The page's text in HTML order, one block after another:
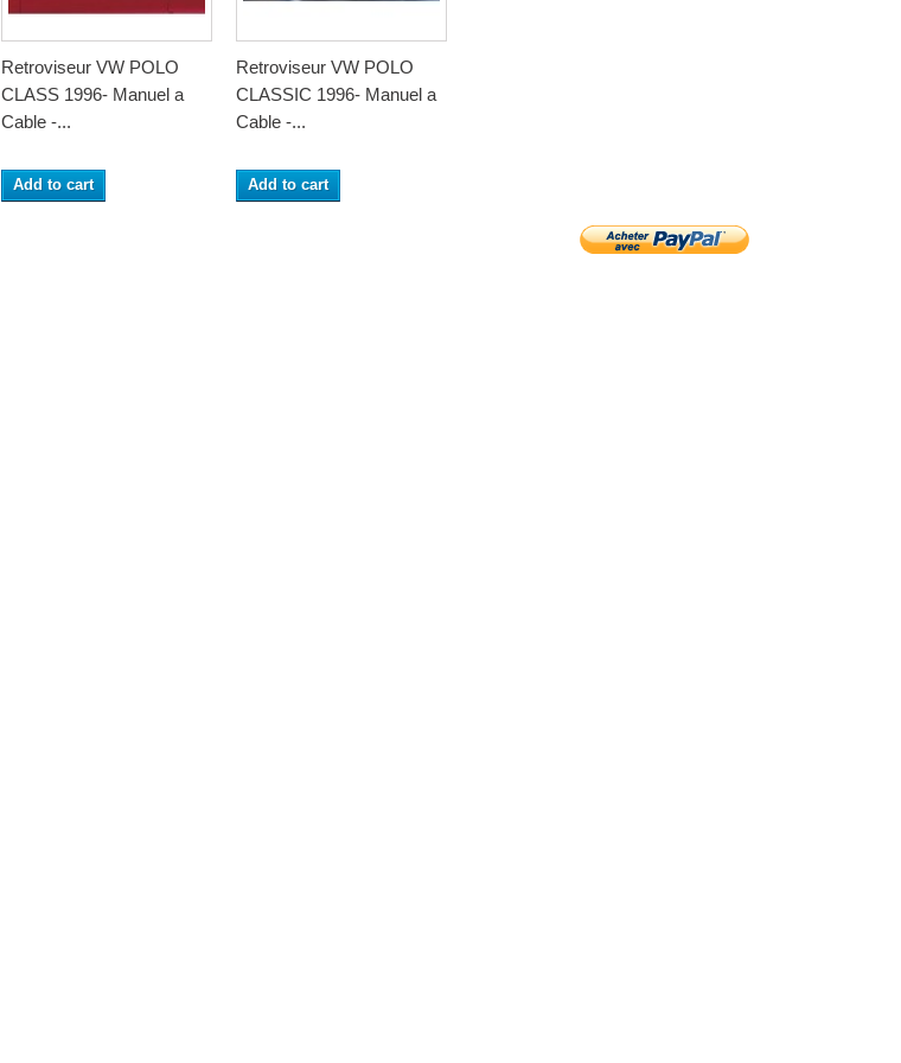
Retroviseur VW POLO
CLASS 1996- Manuel a
Cable -...
Add to cart
Retroviseur VW POLO
CLASSIC 1996- Manuel a
Cable -...
Add to cart